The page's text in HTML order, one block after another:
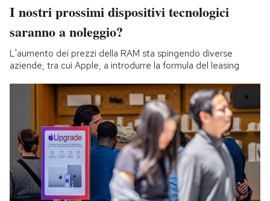
I nostri prossimi dispositivi tecnologici
saranno a noleggio?
L'aumento dei prezzi della RAM sta spingendo diverse
aziende, tra cui Apple, a introdurre la formula del leasing